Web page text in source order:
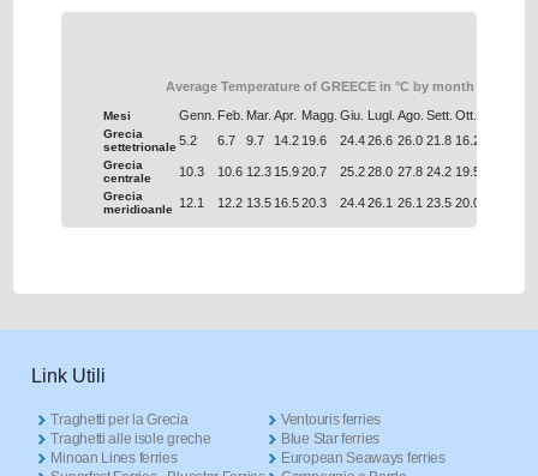
Average Temperature of GREECE in °C by month
Mesi Genn. Feb. Mar. Apr. Magg. Giu. Lugl. Ago. Sett. Ott.
Grecia
settetrionale 5.2 6.7 9.7 14.2 19.6 24.426.6 26.0 21.8 16.2
Grecia
centrale
10.3 10.6 12.3 15.920.7 25.228.0 27.8 24.2 19.5
Grecia
meridioanle 12.1 12.2 13.5 16.520.3 24.426.1 26.1 23.5 20.0
Link Utili
Traghetti per la Grecia
Traghetti alle isole greche
Minoan Lines ferries
Ventouris ferries
Blue Star ferries
European Seaways ferries